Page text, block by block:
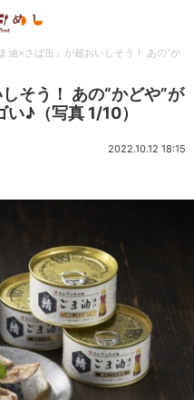
ま油×さば缶」が超おいしそう！ あの“か
そう！ あの“かどや”が
♪（写真 1/10）
2022.10.12 18:15